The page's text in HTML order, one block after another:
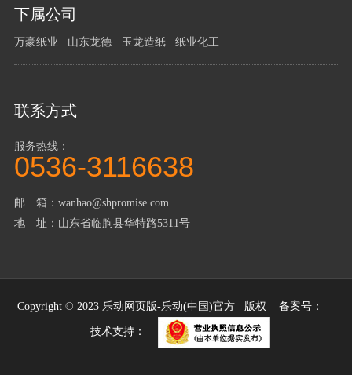
下属公司
万豪纸业 山东龙德 玉龙造纸 纸业化工
联系方式
服务热线：
0536-3116638
邮 箱：wanhao@shpromise.com
地 址：山东省临朐县华特路5311号
Copyright © 2023 乐动网页版-乐动(中国)官方 版权 备案号：
技术支持：